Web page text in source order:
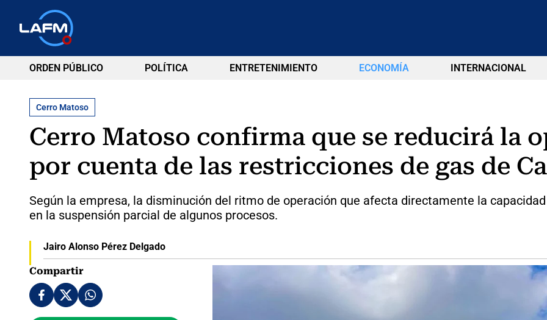
ORDEN PÚBLICO POLÍTICA ENTRETENIMIENTO ECONOMÍA INTERNACIONAL
Cerro Matoso
Cerro Matoso confirma que se reducirá la
por cuenta de las restricciones de gas de
Según la empresa, la disminución del ritmo de operación que afecta directamente la
en la suspensión parcial de algunos procesos.
Jairo Alonso Pérez Delgado
Compartir